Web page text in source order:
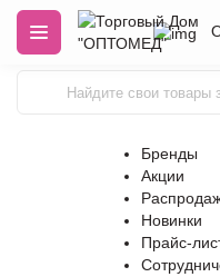
Бренды
Акции
Новинки
Прайс-